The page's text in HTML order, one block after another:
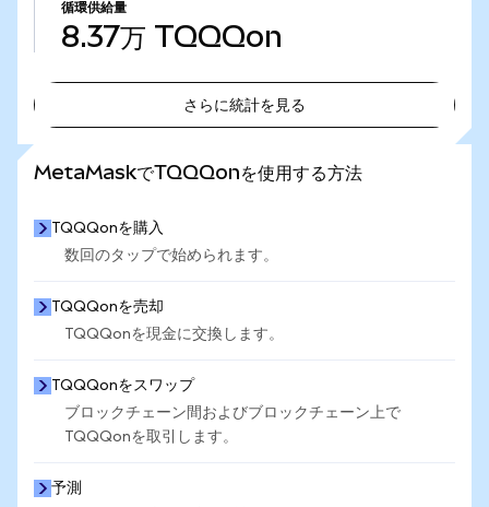
循環供給量
8.37万 TQQQon
さらに統計を見る
MetaMaskでTQQQonを使用する方法
TQQQonを購入
数回のタップで始められます。
TQQQonを売却
TQQQonを現金に交換します。
TQQQonをスワップ
ブロックチェーン間およびブロックチェーン上で
TQQQonを取引します。
予測